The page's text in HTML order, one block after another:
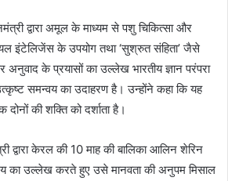
द्वारा अमूल के माध्यम से पशु चिकित्सा और
इंटेलिजेंस के उपयोग तथा ‘सुश्रुत संहिता’ जैसे
के प्रयासों का उल्लेख भारतीय ज्ञान परंपरा
समन्वय का उदाहरण है। उन्होंने कहा कि यह
की शक्ति को दर्शाता है।
द्वारा केरल की 10 माह की बालिका आलिन शेरिन
का उल्लेख करते हुए उसे मानवता की अनुपम मिसाल